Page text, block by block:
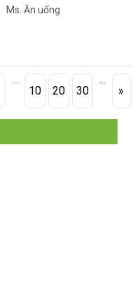
Ms. Ăn uống
10 20 30 »